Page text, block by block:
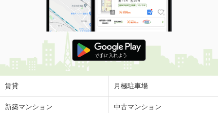
賃貸 月極駐車場
新築マンション 中古マンション